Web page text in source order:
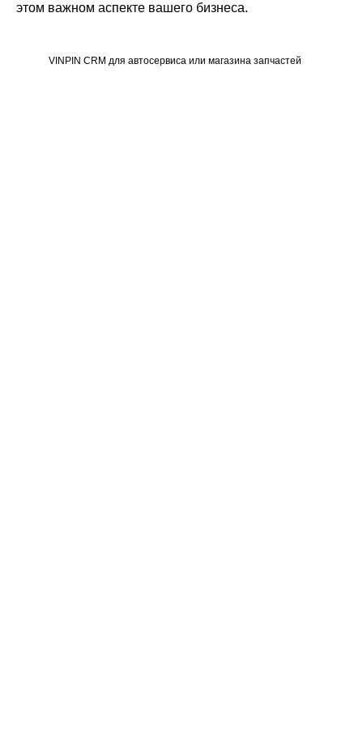
этом важном аспекте вашего бизнеса.
VINPIN CRM для автосервиса или магазина запчастей